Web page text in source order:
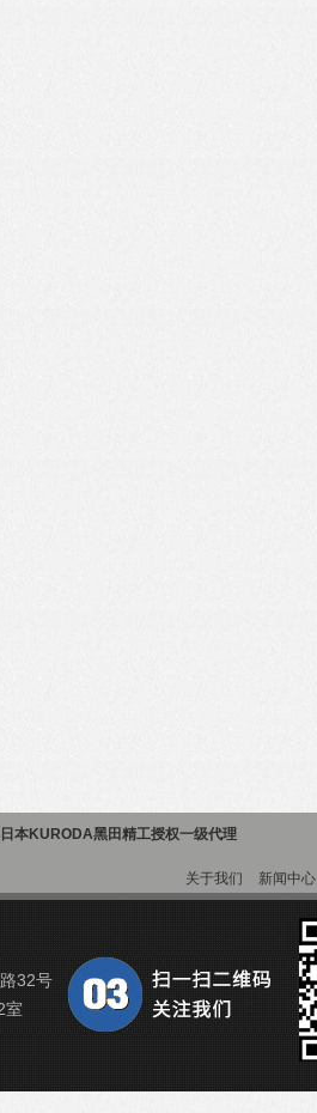
日本KURODA黑田精工授权一级代理
关于我们 新闻中心
32号
室